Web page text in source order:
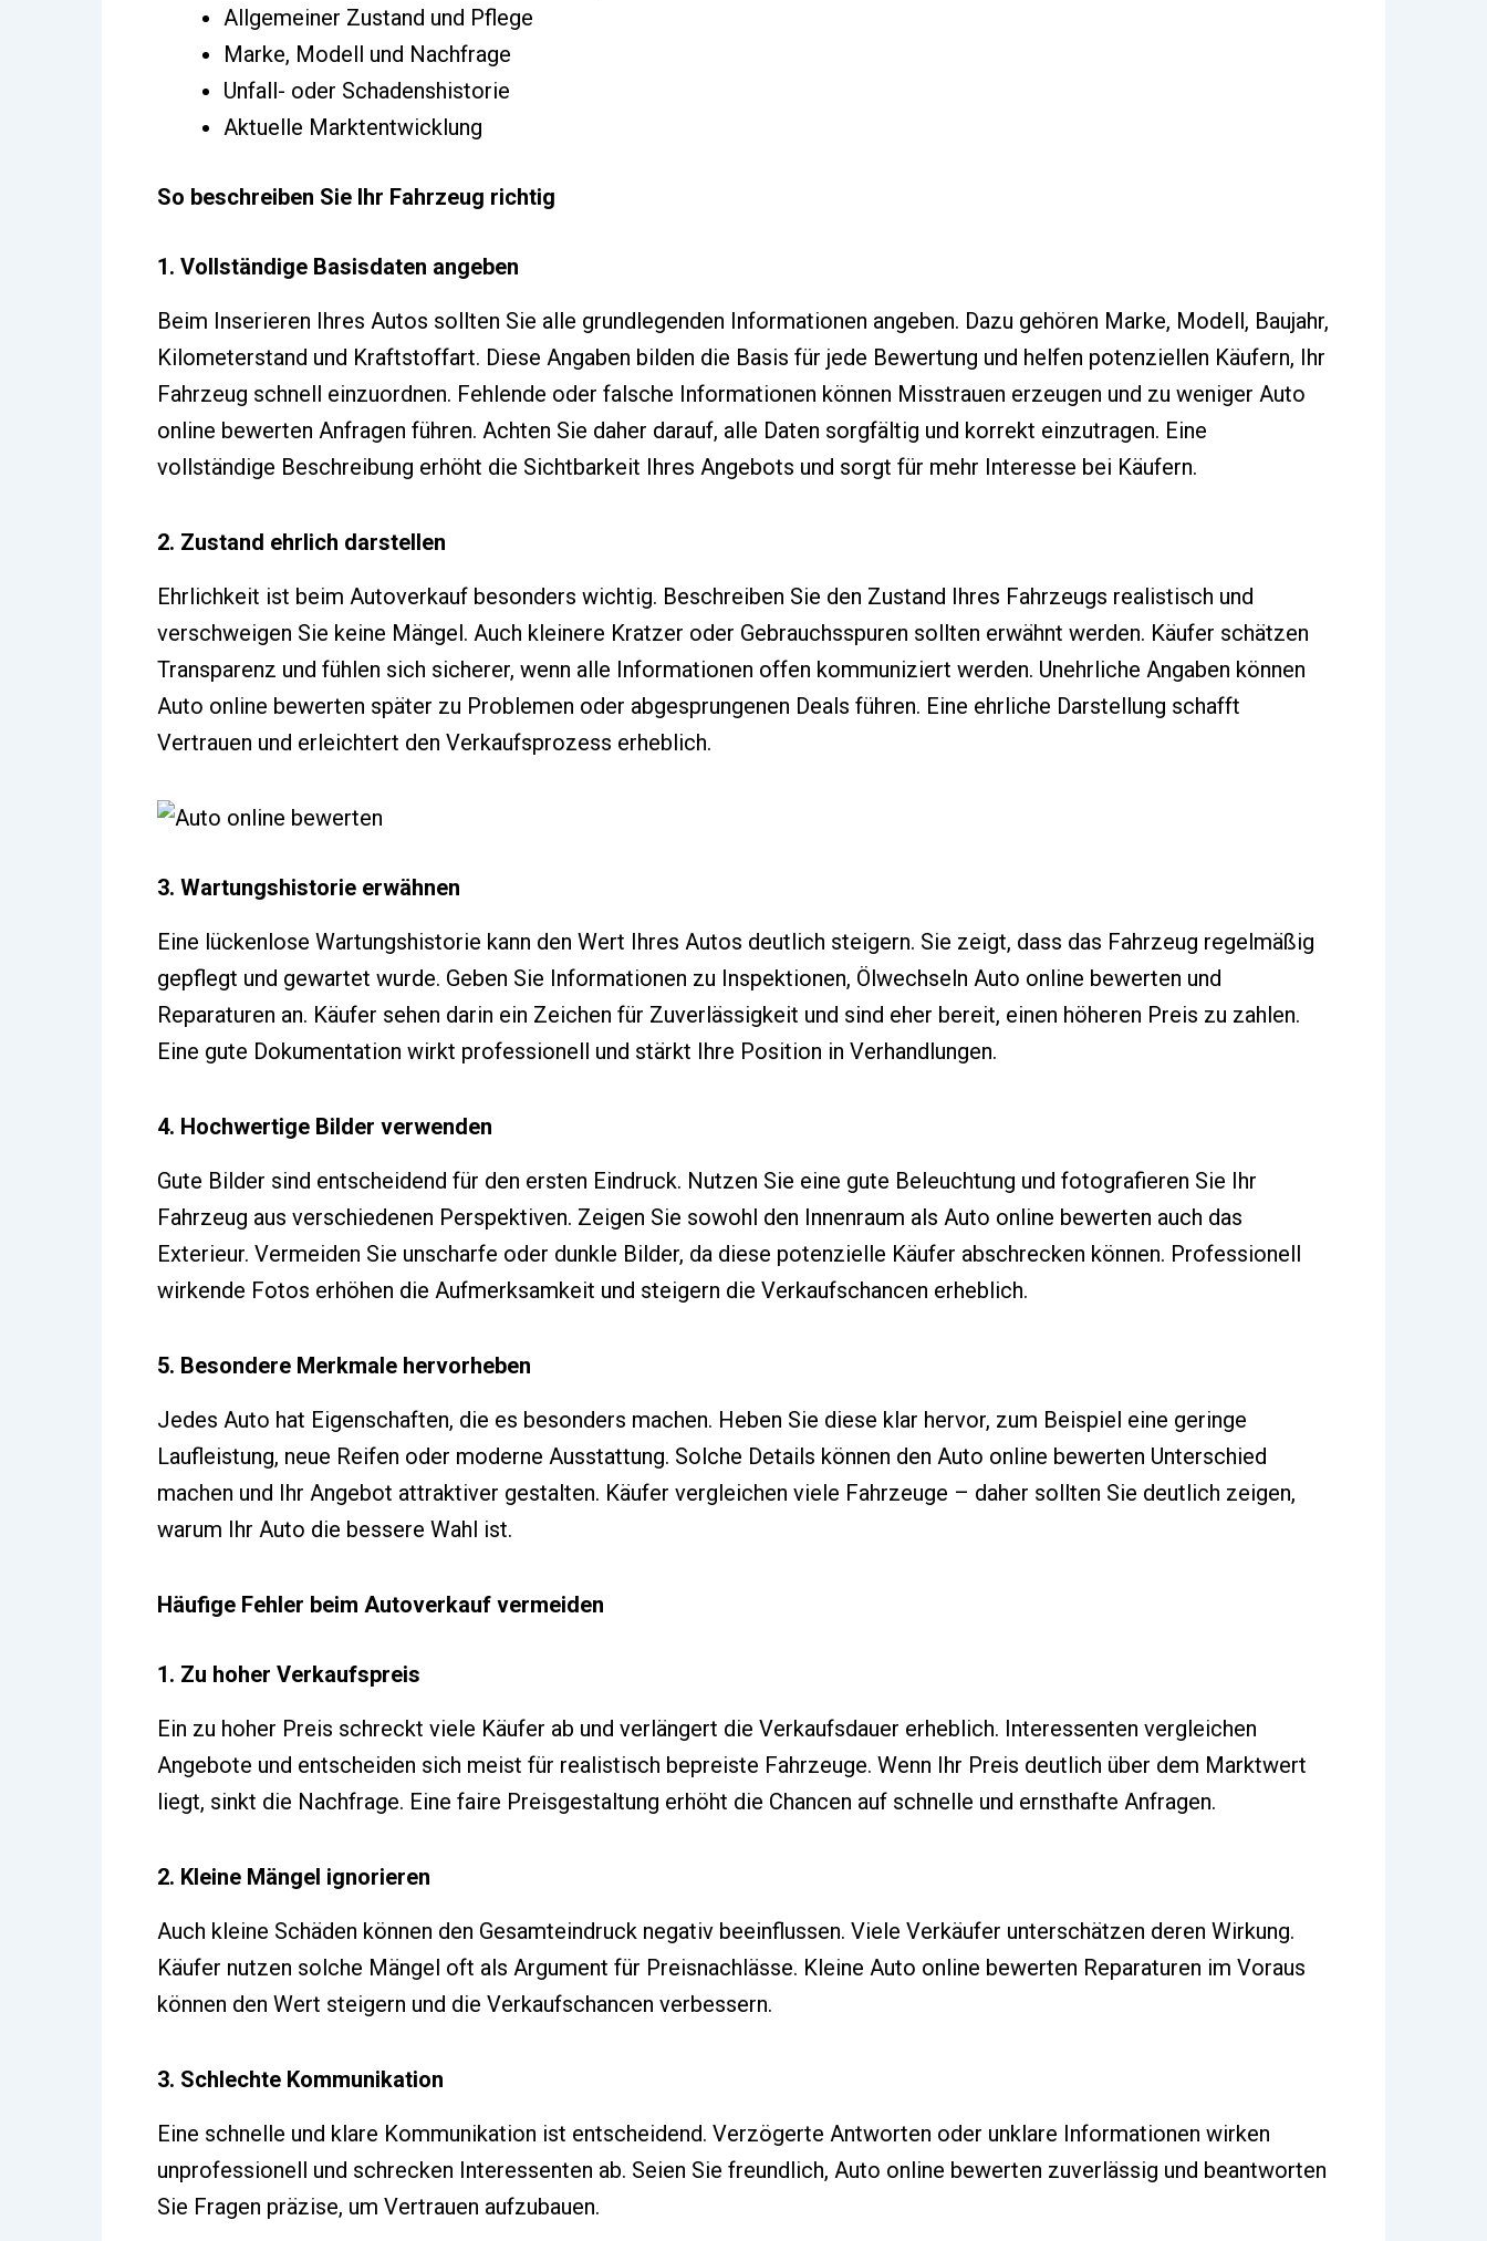
Allgemeiner Zustand und Pflege
Marke, Modell und Nachfrage
Unfall- oder Schadenshistorie
Aktuelle Marktentwicklung
So beschreiben Sie Ihr Fahrzeug richtig
1. Vollständige Basisdaten angeben
Beim Inserieren Ihres Autos sollten Sie alle grundlegenden Informationen angeben. Dazu gehören Marke, Modell, Baujahr,
Kilometerstand und Kraftstoffart. Diese Angaben bilden die Basis für jede Bewertung und helfen potenziellen Käufern, Ihr
Fahrzeug schnell einzuordnen. Fehlende oder falsche Informationen können Misstrauen erzeugen und zu weniger Auto
online bewerten Anfragen führen. Achten Sie daher darauf, alle Daten sorgfältig und korrekt einzutragen. Eine
vollständige Beschreibung erhöht die Sichtbarkeit Ihres Angebots und sorgt für mehr Interesse bei Käufern.
2. Zustand ehrlich darstellen
Ehrlichkeit ist beim Autoverkauf besonders wichtig. Beschreiben Sie den Zustand Ihres Fahrzeugs realistisch und
verschweigen Sie keine Mängel. Auch kleinere Kratzer oder Gebrauchsspuren sollten erwähnt werden. Käufer schätzen
Transparenz und fühlen sich sicherer, wenn alle Informationen offen kommuniziert werden. Unehrliche Angaben können
Auto online bewerten später zu Problemen oder abgesprungenen Deals führen. Eine ehrliche Darstellung schafft
Vertrauen und erleichtert den Verkaufsprozess erheblich.
3. Wartungshistorie erwähnen
Eine lückenlose Wartungshistorie kann den Wert Ihres Autos deutlich steigern. Sie zeigt, dass das Fahrzeug regelmäßig
gepflegt und gewartet wurde. Geben Sie Informationen zu Inspektionen, Ölwechseln Auto online bewerten und
Reparaturen an. Käufer sehen darin ein Zeichen für Zuverlässigkeit und sind eher bereit, einen höheren Preis zu zahlen.
Eine gute Dokumentation wirkt professionell und stärkt Ihre Position in Verhandlungen.
4. Hochwertige Bilder verwenden
Gute Bilder sind entscheidend für den ersten Eindruck. Nutzen Sie eine gute Beleuchtung und fotografieren Sie Ihr
Fahrzeug aus verschiedenen Perspektiven. Zeigen Sie sowohl den Innenraum als Auto online bewerten auch das
Exterieur. Vermeiden Sie unscharfe oder dunkle Bilder, da diese potenzielle Käufer abschrecken können. Professionell
wirkende Fotos erhöhen die Aufmerksamkeit und steigern die Verkaufschancen erheblich.
5. Besondere Merkmale hervorheben
Jedes Auto hat Eigenschaften, die es besonders machen. Heben Sie diese klar hervor, zum Beispiel eine geringe
Laufleistung, neue Reifen oder moderne Ausstattung. Solche Details können den Auto online bewerten Unterschied
machen und Ihr Angebot attraktiver gestalten. Käufer vergleichen viele Fahrzeuge – daher sollten Sie deutlich zeigen,
warum Ihr Auto die bessere Wahl ist.
Häufige Fehler beim Autoverkauf vermeiden
1. Zu hoher Verkaufspreis
Ein zu hoher Preis schreckt viele Käufer ab und verlängert die Verkaufsdauer erheblich. Interessenten vergleichen
Angebote und entscheiden sich meist für realistisch bepreiste Fahrzeuge. Wenn Ihr Preis deutlich über dem Marktwert
liegt, sinkt die Nachfrage. Eine faire Preisgestaltung erhöht die Chancen auf schnelle und ernsthafte Anfragen.
2. Kleine Mängel ignorieren
Auch kleine Schäden können den Gesamteindruck negativ beeinflussen. Viele Verkäufer unterschätzen deren Wirkung.
Käufer nutzen solche Mängel oft als Argument für Preisnachlässe. Kleine Auto online bewerten Reparaturen im Voraus
können den Wert steigern und die Verkaufschancen verbessern.
3. Schlechte Kommunikation
Eine schnelle und klare Kommunikation ist entscheidend. Verzögerte Antworten oder unklare Informationen wirken
unprofessionell und schrecken Interessenten ab. Seien Sie freundlich, Auto online bewerten zuverlässig und beantworten
Sie Fragen präzise, um Vertrauen aufzubauen.